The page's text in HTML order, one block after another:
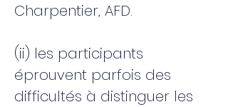
Charpentier, AFD.
(ii) les participants
éprouvent parfois des
difficultés à distinguer les